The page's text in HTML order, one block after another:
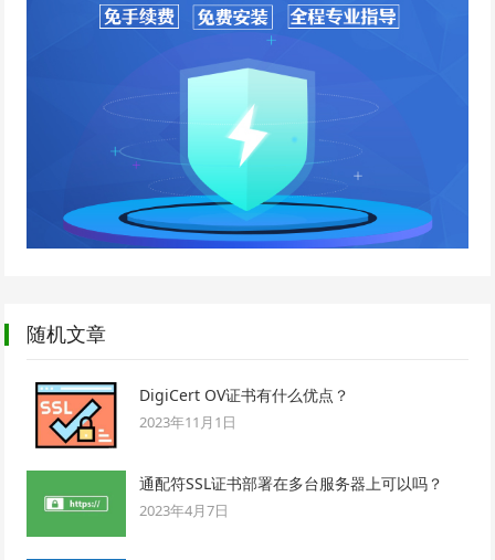
随机文章
DigiCert OV证书有什么优点？
2023年11月1日
通配符SSL证书部署在多台服务器上可以吗？
2023年4月7日